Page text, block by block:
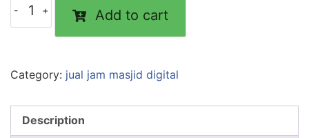
Masjid
Text
130H
quantity
Add to cart
Category: jual jam masjid digital
Description